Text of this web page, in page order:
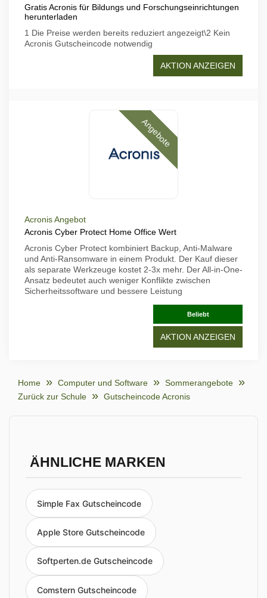
Gratis Acronis für Bildungs und Forschungseinrichtungen
herunterladen
1 Die Preise werden bereits reduziert angezeigt\2 Kein
Acronis Gutscheincode notwendig
AKTION ANZEIGEN
Angebote
Acronis Angebot
Acronis Cyber Protect Home Office Wert
Acronis Cyber Protect kombiniert Backup, Anti-Malware
und Anti-Ransomware in einem Produkt. Der Kauf dieser
als separate Werkzeuge kostet 2-3x mehr. Der All-in-One-
Ansatz bedeutet auch weniger Konflikte zwischen
Sicherheitssoftware und bessere Leistung
Beliebt
AKTION ANZEIGEN
Home Computer und Software
Sommerangebote
Zurück zur Schule
Gutscheincode Acronis
ÄHNLICHE MARKEN
Simple Fax Gutscheincode
Apple Store Gutscheincode
Softperten.de Gutscheincode
Comstern Gutscheincode